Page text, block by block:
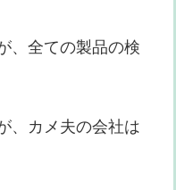
、全ての製品の検
、カメ夫の会社は